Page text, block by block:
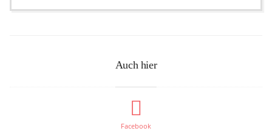
Auch hier
Facebook